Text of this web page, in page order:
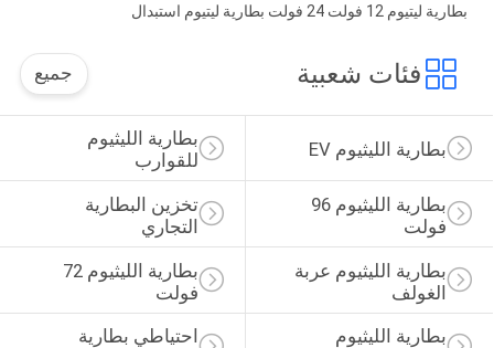
بطارية ليتيوم 12 فولت 24 فولت بطارية ليتيوم استبدال
فئات شعبية جميع
بطارية الليثيوم
للقوارب
بطارية الليثيوم EV
تخزين البطارية
التجاري
فولت
فولت
بطارية الليثيوم عربة
الغولف
احتياطي بطارية
بطارية الليثيوم